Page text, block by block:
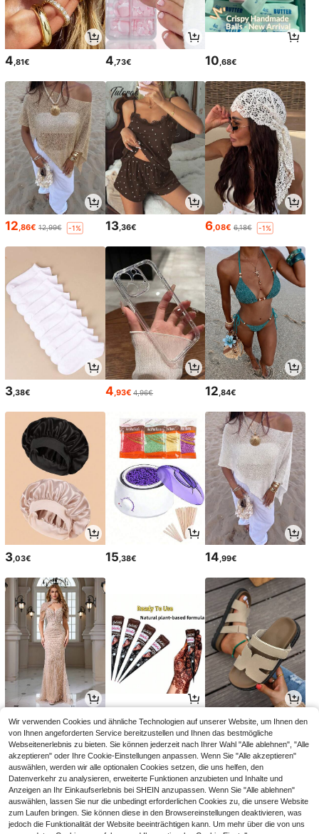
4 ,81€ 4 ,73€ 10 ,68€
12,86€ 12,99€ -1% 13,36€ 6,08€ 6,18€ -1%
3,38€ 4,93€ 4,96€ 12,84€
3 ,03€ 15 ,38€ 14 ,99€
9,99€ 4,51€ 20,58€
Wir verwenden Cookies und ähnliche Technologien auf unserer Website, um Ihnen den
von Ihnen angeforderten Service bereitzustellen und Ihnen das bestmögliche
Webseitenerlebnis zu bieten. Sie können jederzeit nach Ihrer Wahl "Alle ablehnen", "Alle
akzeptieren" oder Ihre Cookie-Einstellungen anpassen. Wenn Sie "Alle akzeptieren"
auswählen, werden wir alle optionalen Cookies setzen, die uns helfen, den
Datenverkehr zu analysieren, erweiterte Funktionen anzubieten und Inhalte und
Anzeigen an Ihr Einkaufserlebnis bei SHEIN anzupassen. Wenn Sie "Alle ablehnen"
auswählen, lassen Sie nur die unbedingt erforderlichen Cookies zu, die unsere Website
zum Laufen bringen. Sie können diese in den Browsereinstellungen deaktivieren, was
jedoch die Funktionalität der Website beeinträchtigen kann. Um mehr über die von uns